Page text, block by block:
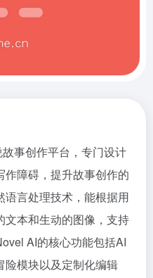
事创作平台，专门设计
障碍，提升故事创作的
语言处理技术，能根据用
文本和生动的图像，支持
AI的核心功能包括AI
险模块以及定制化编辑